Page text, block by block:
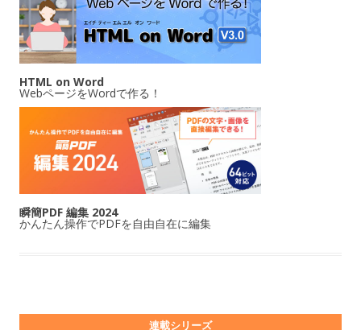
HTML on Word
WebページをWordで作る！
瞬簡PDF 編集 2024
かんたん操作でPDFを自由自在に編集
連載シリーズ